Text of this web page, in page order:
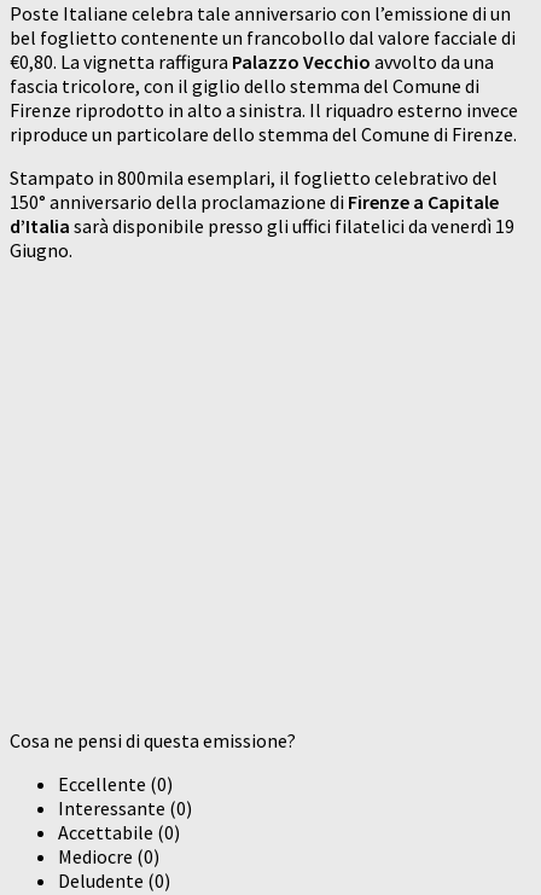
Poste Italiane celebra tale anniversario con l’emissione di un
bel foglietto contenente un francobollo dal valore facciale di
€0,80. La vignetta raffigura Palazzo Vecchio avvolto da una
fascia tricolore, con il giglio dello stemma del Comune di
Firenze riprodotto in alto a sinistra. Il riquadro esterno invece
riproduce un particolare dello stemma del Comune di Firenze.
Stampato in 800mila esemplari, il foglietto celebrativo del
150° anniversario della proclamazione di Firenze a Capitale
d’Italia sarà disponibile presso gli uffici filatelici da venerdì 19
Giugno.
Cosa ne pensi di questa emissione?
Eccellente (0)
Interessante (0)
Accettabile (0)
Mediocre (0)
Deludente (0)